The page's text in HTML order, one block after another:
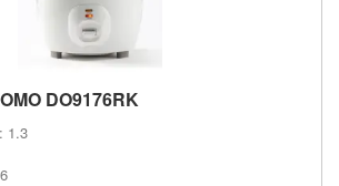
DO9176RK
1.3